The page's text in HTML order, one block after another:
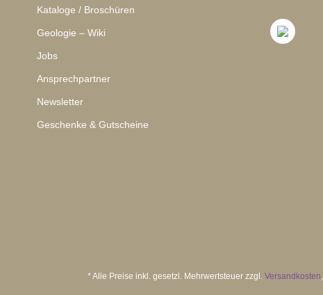
Kataloge / Broschüren
Geologie – Wiki
Jobs
Ansprechpartner
Newsletter
Geschenke & Gutscheine
* Alle Preise inkl. gesetzl. Mehrwertsteuer zzgl. Versandkosten